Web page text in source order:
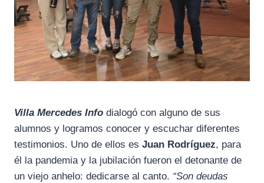
Villa Mercedes Info dialogó con alguno de sus
alumnos y logramos conocer y escuchar diferentes
testimonios. Uno de ellos es Juan Rodríguez, para
él la pandemia y la jubilación fueron el detonante de
un viejo anhelo: dedicarse al canto. “Son deudas